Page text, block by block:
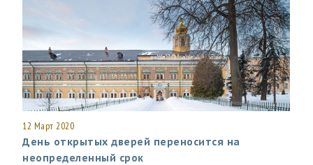
12 Март 2020
День открытых дверей переносится на
неопределенный срок